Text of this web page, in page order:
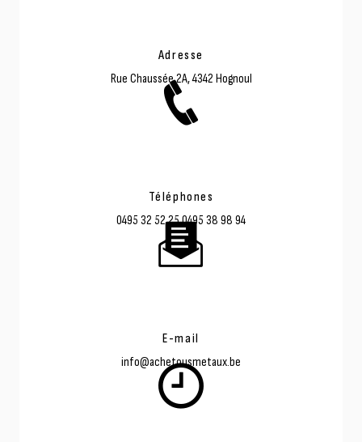
Adresse
Rue Chaussée 2A, 4342 Hognoul
Téléphones
0495 32 52 250495 38 98 94
E-mail
info@achetousmetaux.be